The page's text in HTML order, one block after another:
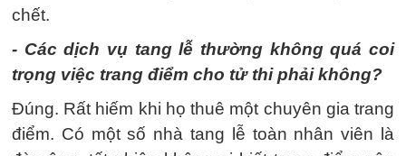
chết.
- Các dịch vụ tang lễ thường không quá coi
trọng việc trang điểm cho tử thi phải không?
Đúng. Rất hiếm khi họ thuê một chuyên gia trang
điểm. Có một số nhà tang lễ toàn nhân viên là